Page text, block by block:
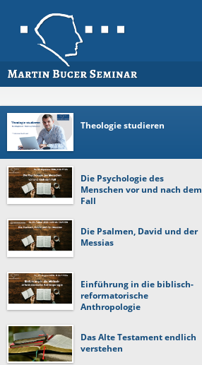
Theologie studieren
Die Psychologie des
Menschen vor und nach dem
Fall
Die Psalmen, David und der
Messias
Einführung in die biblisch-
reformatorische
Anthropologie
Das Alte Testament endlich
verstehen